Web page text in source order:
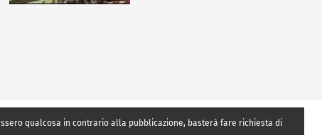
qualcosa in contrario alla pubblicazione, basterà fare richiesta di